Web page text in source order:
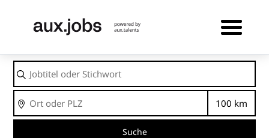
Jobtitel
oder
Stichwort
Ort
Suche